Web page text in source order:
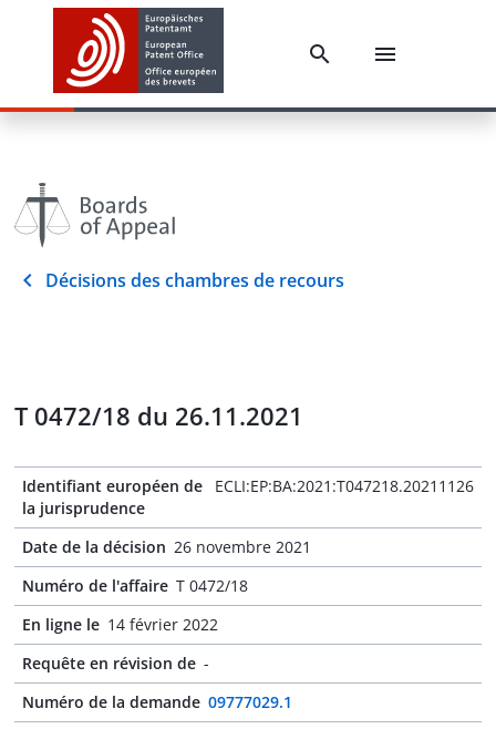
Décisions des chambres de recours
T 0472/18 du 26.11.2021
Identifiant européen de
la jurisprudence
ECLI:EP:BA:2021:T047218.20211126
Date de la décision 26 novembre 2021
Numéro de l'affaire T 0472/18
En ligne le 14 février 2022
Requête en révision de -
Numéro de la demande 09777029.1